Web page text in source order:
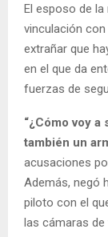
El esposo de
vinculación
extrañar que
en el que da
fuerzas de
“¿Cómo voy
también un
acusaciones
Además, negó
piloto con el
las cámaras de